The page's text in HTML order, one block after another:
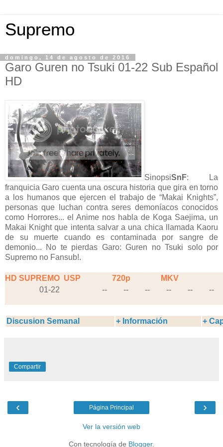
Supremo
domingo, 14 de agosto de 2016
Garo Guren no Tsuki 01-22 Sub Español
HD
SinopsiSnF: La
franquicia Garo cuenta una oscura historia que gira en torno
a los humanos que ejercen el trabajo de “Makai Knights”,
personas que luchan contra seres demoníacos conocidos
como Horrores... el Anime nos habla de Koga Saejima, un
Makai Knight que intenta salvar a una chica llamada Kaoru
de su muerte cuando es contaminada por sangre de
demonio... No te pierdas Garo: Guren no Tsuki solo por
Supremo no Fansub!.
HD SUPREMO USP 720p
MKV
01-22
-- -- -- -- -- --
Discusion Semanal + Información +
Compartir
‹ ›
Página Principal
Ver la versión web
Con tecnología de Blogger.